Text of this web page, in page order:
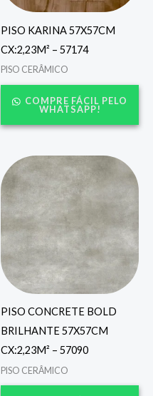
PISO KARINA 57X57CM
CX:2,23M² – 57174
PISO CERÂMICO
COMPRE FÁCIL PELO
WHATSAPP!
PISO CONCRETE BOLD
BRILHANTE 57X57CM
CX:2,23M² – 57090
PISO CERÂMICO